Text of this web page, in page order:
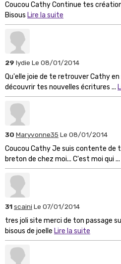
Coucou Cathy Continue tes
Bisous Lire la suite
29 lydie Le 08/01/2014
Qu'elle joie de te retrouver Cathy
découvrir tes nouvelles écritures ...
30 Maryvonne35 Le 08/01/2014
Coucou Cathy Je suis contente de
breton de chez moi... C'est moi qui ...
31scaini Le 07/01/2014
tres joli site merci de ton passage
bisous de joelle Lire la suite